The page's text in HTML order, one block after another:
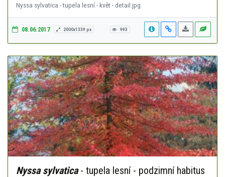
Nyssa sylvatica - tupela lesní - květ - detail.jpg
08.06.2017 2000x1339 px 993
Nyssa sylvatica- tupela lesní - podzimní habitus